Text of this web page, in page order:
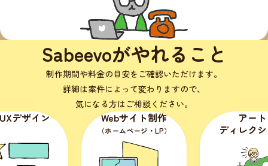
Sabeevoがやれること
制作期間や料金の目安をご確認いただけます。
詳細は案件によって変わりますので、
気になる方はご相談ください。
デザイン Webサイト制作
（ホームページ・LP）
アート
ディレク